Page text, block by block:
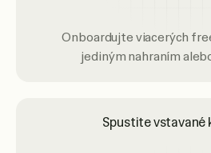
Onboardujte viacerých
jediným nahraním
Spustite vstavané